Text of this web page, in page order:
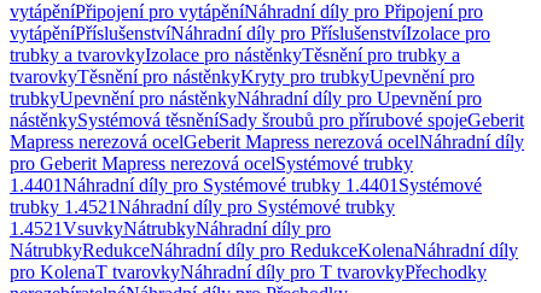
vytápěníPřipojení pro vytápěníNáhradní díly pro Připojení pro
vytápěníPříslušenstvíNáhradní díly pro PříslušenstvíIzolace pro
trubky a tvarovkyIzolace pro nástěnkyTěsnění pro trubky a
tvarovkyTěsnění pro nástěnkyKryty pro trubkyUpevnění pro
trubkyUpevnění pro nástěnkyNáhradní díly pro Upevnění pro
nástěnkySystémová těsněníSady šroubů pro přírubové spojeGeberit
Mapress nerezová ocelGeberit Mapress nerezová ocelNáhradní díly
pro Geberit Mapress nerezová ocelSystémové trubky
1.4401Náhradní díly pro Systémové trubky 1.4401 Systémové
trubky 1.4521Náhradní díly pro Systémové trubky
1.4521VsuvkyNátrubkyNáhradní díly pro
NátrubkyRedukceNáhradní díly pro RedukceKolenaNáhradní díly
pro KolenaT tvarovkyNáhradní díly pro T tvarovkyPřechodky